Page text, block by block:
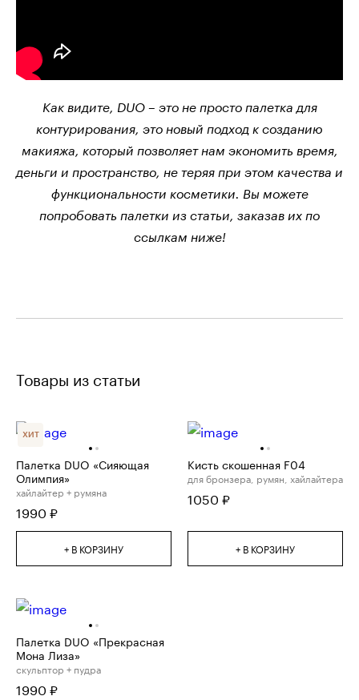
Как видите, DUO – это не просто палетка для
контурирования, это новый подход к созданию
макияжа, который позволяет нам экономить время,
деньги и пространство, не теряя при этом качества и
функциональности косметики. Вы можете
попробовать палетки из статьи, заказав их по
ссылкам ниже!
Товары из статьи
ХИТ
Палетка DUO «Сияющая
Олимпия»
хайлайтер + румяна
1990 ₽
+ В КОРЗИНУ
Кисть скошенная F04
для бронзера, румян, хайлайтера
1050 ₽
+ В КОРЗИНУ
Палетка DUO «Прекрасная
Мона Лиза»
скульптор + пудра
1990 ₽